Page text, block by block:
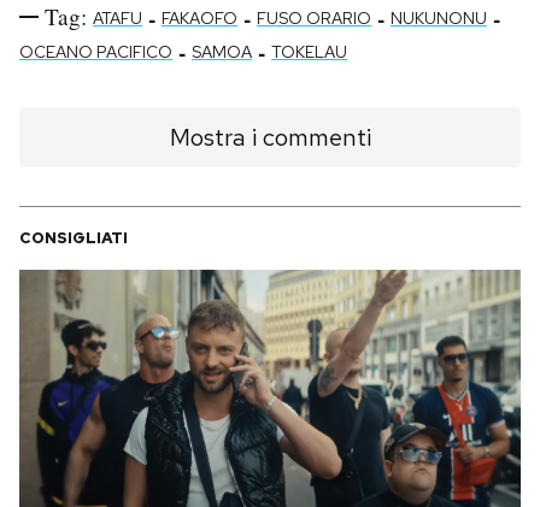
Tag: ATAFU - FAKAOFO - FUSO ORARIO - NUKUNONU -
OCEANO PACIFICO - SAMOA - TOKELAU
Mostra i commenti
CONSIGLIATI